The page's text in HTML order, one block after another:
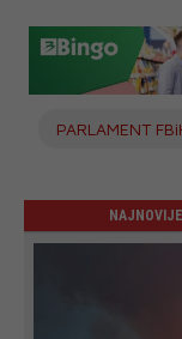
PARLAMENT
NAJNOVIJE